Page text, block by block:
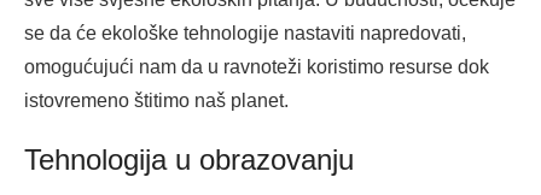
se da će ekološke tehnologije nastaviti napredovati,
omogućujući nam da u ravnoteži koristimo resurse dok
istovremeno štitimo naš planet.
Tehnologija u obrazovanju